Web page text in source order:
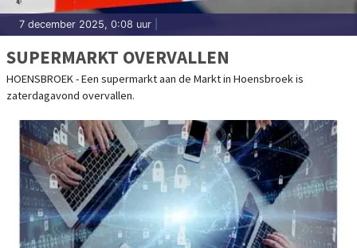
7 december 2025, 0:08 uur
SUPERMARKT OVERVALLEN
HOENSBROEK - Een supermarkt aan de Markt in Hoensbroek is
zaterdagavond overvallen.